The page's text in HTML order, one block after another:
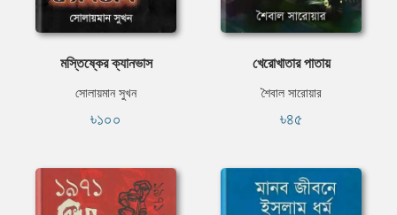
মস্তিষ্কের ক্যানভাস
সোলায়মান সুখন
৳১০০
খেরোখাতার পাতায়
শৈবাল সারোয়ার
৳৪৫